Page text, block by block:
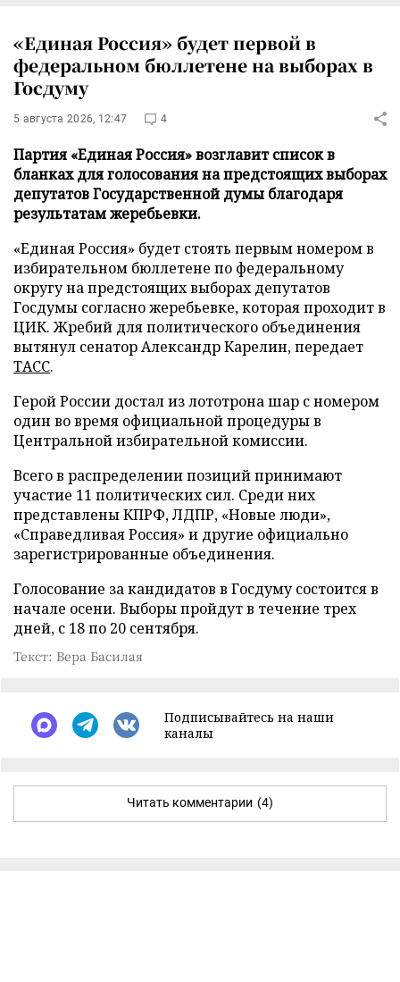
«Единая Россия» будет первой в
федеральном бюллетене на выборах в
Госдуму
5 августа 2026, 12:47 4
Партия «Единая Россия» возглавит список в
бланках для голосования на предстоящих выборах
депутатов Государственной думы благодаря
результатам жеребьевки.
«Единая Россия» будет стоять первым номером в
избирательном бюллетене по федеральному
округу на предстоящих выборах депутатов
Госдумы согласно жеребьевке, которая проходит в
ЦИК. Жребий для политического объединения
вытянул сенатор Александр Карелин, передает
ТАСС.
Герой России достал из лототрона шар с номером
один во время официальной процедуры в
Центральной избирательной комиссии.
Всего в распределении позиций принимают
участие 11 политических сил. Среди них
представлены КПРФ, ЛДПР, «Новые люди»,
«Справедливая Россия» и другие официально
зарегистрированные объединения.
Голосование за кандидатов в Госдуму состоится в
начале осени. Выборы пройдут в течение трех
дней, с 18 по 20 сентября.
Текст: Вера Басилая
Подписывайтесь на наши
каналы
Читать комментарии (4)